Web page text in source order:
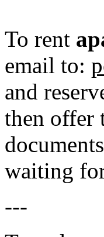
To rent
email to:
and
then offer
waiting
---